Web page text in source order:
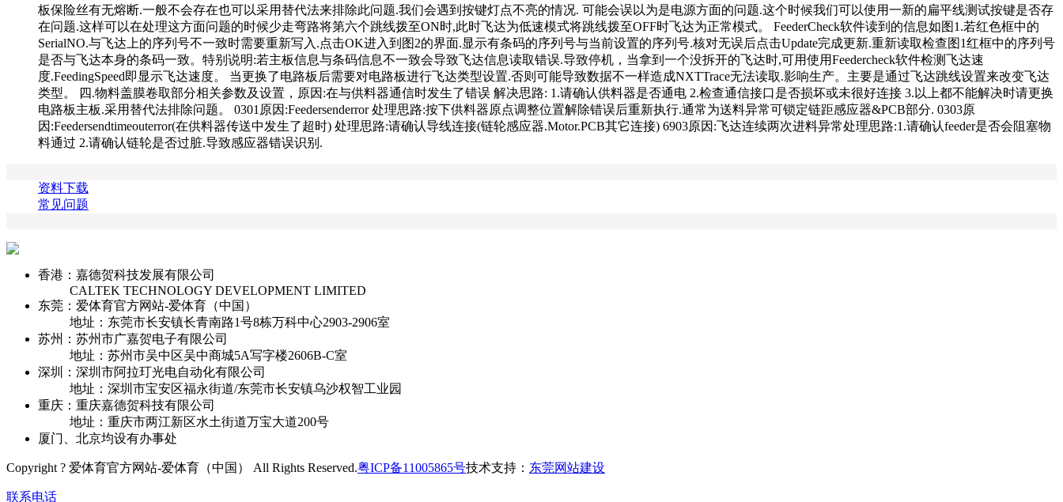
板保险丝有无熔断.一般不会存在也可以采用替代法来排除此问题.我们会遇到按键灯点不亮的情况. 可能会误以为是电源方面的问题.这个时候我们可以使用一新的扁平线测试按键是否存
在问题.这样可以在处理这方面问题的时候少走弯路将第六个跳线拨至ON时,此时飞达为低速模式将跳线拨至OFF时飞达为正常模式。 FeederCheck软件读到的信息如图1.若红色框中的
SerialNO.与飞达上的序列号不一致时需要重新写入.点击OK进入到图2的界面.显示有条码的序列号与当前设置的序列号.核对无误后点击Update完成更新.重新读取检查图1红框中的序列号
是否与飞达本身的条码一致。特别说明:若主板信息与条码信息不一致会导致飞达信息读取错误.导致停机，当拿到一个没拆开的飞达时,可用使用Feedercheck软件检测飞达速
度.FeedingSpeed即显示飞达速度。 当更换了电路板后需要对电路板进行飞达类型设置.否则可能导致数据不一样造成NXTTrace无法读取.影响生产。主要是通过飞达跳线设置来改变飞达
类型。 四.物料盖膜卷取部分相关参数及设置，原因:在与供料器通信时发生了错误 解决思路: 1.请确认供料器是否通电 2.检查通信接口是否损坏或未很好连接 3.以上都不能解决时请更换
电路板主板.采用替代法排除问题。 0301原因:Feedersenderror 处理思路:按下供料器原点调整位置解除错误后重新执行.通常为送料异常可锁定链距感应器&PCB部分. 0303原
因:Feedersendtimeouterror(在供料器传送中发生了超时) 处理思路:请确认导线连接(链轮感应器.Motor.PCB其它连接) 6903原因:飞达连续两次进料异常处理思路:1.请确认feeder是否会阻塞物
料通过 2.请确认链轮是否过脏.导致感应器错误识别.
资料下载
常见问题
香港：嘉德贺科技发展有限公司
CALTEK TECHNOLOGY DEVELOPMENT LIMITED
东莞：爱体育官方网站-爱体育（中国）
地址：东莞市长安镇长青南路1号8栋万科中心2903-2906室
苏州：苏州市广嘉贺电子有限公司
地址：苏州市吴中区吴中商城5A写字楼2606B-C室
深圳：深圳市阿拉玎光电自动化有限公司
地址：深圳市宝安区福永街道/东莞市长安镇乌沙权智工业园
重庆：重庆嘉德贺科技有限公司
地址：重庆市两江新区水土街道万宝大道200号
厦门、北京均设有办事处
Copyright ? 爱体育官方网站-爱体育（中国） All Rights Reserved.粤ICP备11005865号技术支持： 东莞网站建设
联系电话